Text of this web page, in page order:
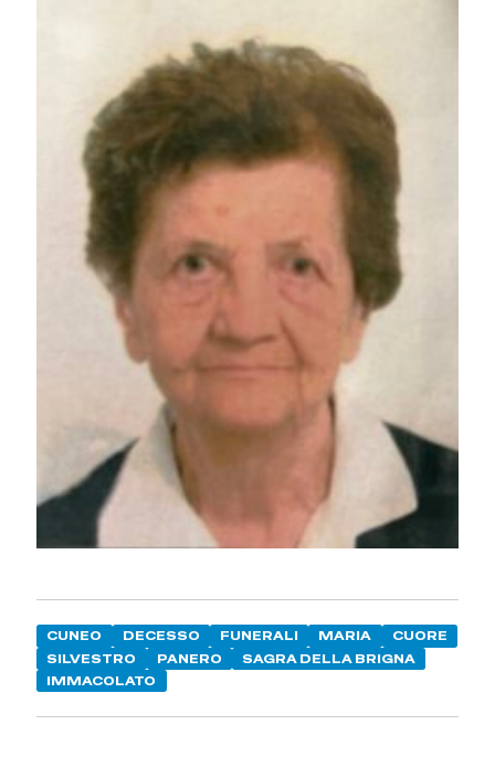
CUNEO DECESSO FUNERALI MARIA
CUORE
SILVESTRO
PANERO
SAGRA DELLA BRIGNA
IMMACOLATO